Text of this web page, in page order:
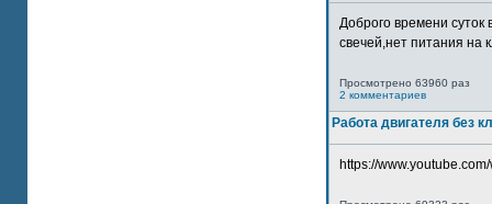
Доброго времени суток
свечей,нет питания на
Просмотрено 63960 раз
2 комментариев
Работа двигателя без
https://